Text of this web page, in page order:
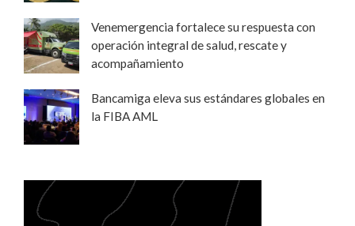
Venemergencia fortalece su respuesta con
operación integral de salud, rescate y
acompañamiento
Bancamiga eleva sus estándares globales en
la FIBA AML